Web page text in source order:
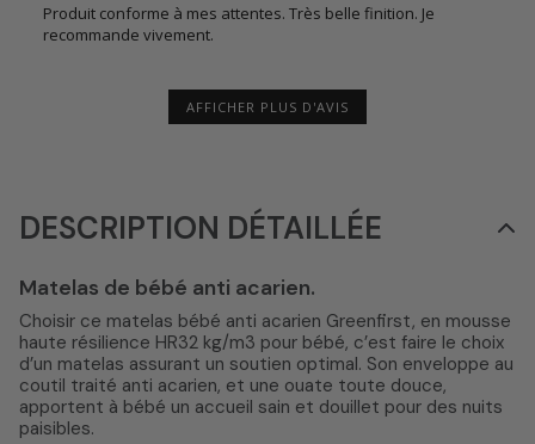
Produit conforme à mes attentes. Très belle finition. Je
recommande vivement.
AFFICHER PLUS D'AVIS
DESCRIPTION DÉTAILLÉE
Matelas de bébé anti acarien.
Choisir ce matelas bébé anti acarien Greenfirst, en mousse
haute résilience HR32 kg/m3 pour bébé, c’est faire le choix
d’un matelas assurant un soutien optimal. Son enveloppe au
coutil traité anti acarien, et une ouate toute douce,
apportent à bébé un accueil sain et douillet pour des nuits
paisibles.